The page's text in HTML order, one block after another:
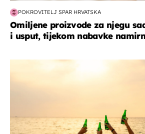
POKROVITELJ SPAR HRVATSKA
Omiljene proizvode za njegu
i usput, tijekom nabavke